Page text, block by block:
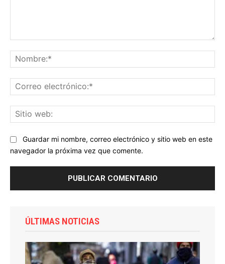
Guardar mi nombre, correo electrónico y sitio web en este
navegador la próxima vez que comente.
ÚLTIMAS NOTICIAS